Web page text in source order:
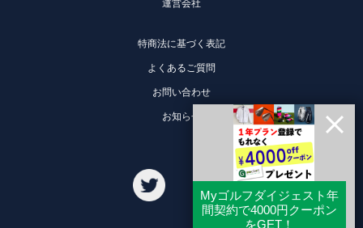
運営会社
特商法に基づく表記
よくあるご質問
お問い合わせ
お知らせ